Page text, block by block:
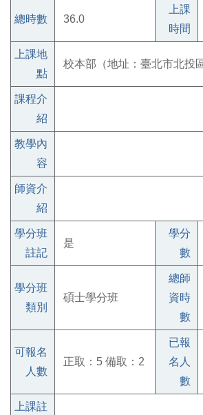
總時數 36.0
上課
時間
上課地
點
校本部（地址：臺北市北投
課程介
紹
教學內
容
師資介
紹
學分班
註記
是
學分
數
學分班
類別
碩士學分班
總師
資時
數
可報名
人數
正取：5 備取：2
已報
名人
數
上課註